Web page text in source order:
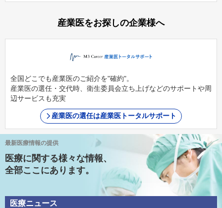
産業医をお探しの企業様へ
全国どこでも産業医のご紹介を"確約"。
産業医の選任・交代時、衛生委員会立ち上げなどのサポートや周
辺サービスも充実
産業医の選任は産業医トータルサポート
最新医療情報の提供
医療に関する様々な情報、
全部ここにあります。
医療ニュース